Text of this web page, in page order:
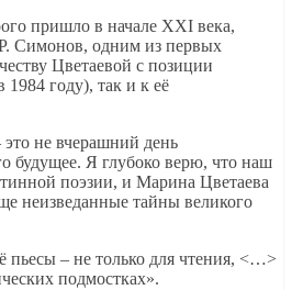
пришло в начале XXI века,
Симонов, одним из первых
Цветаевой с позиции
1984 году), так и к её
это не вчерашний день
будущее. Я глубоко верю, что наш
поэзии, и Марина Цветаева
неизведанные тайны великого
пьесы – не только для чтения, <…>
подмостках».